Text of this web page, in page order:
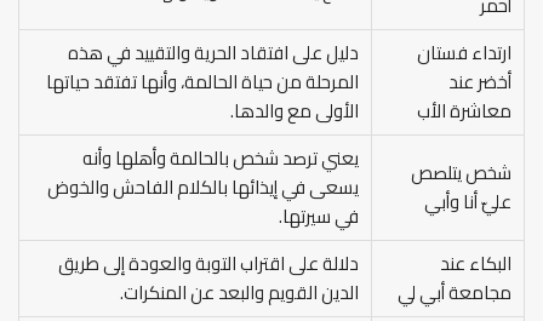
ارتداء فستان
أخضر عند
معاشرة الأب
دليل على افتقاد الحرية والتقييد في هذه
المرحلة من حياة الحالمة، وأنها تفتقد حياتها
الأولى مع والدها.
شخص يتلصص
عليّ أنا وأبي
يعني ترصد شخص بالحالمة وأهلها وأنه
يسعى في إيذائها بالكلام الفاحش والخوض
في سيرتها.
البكاء عند
مجامعة أبي لي
دلالة على اقتراب التوبة والعودة إلى طريق
الدين القويم والبعد عن المنكرات.